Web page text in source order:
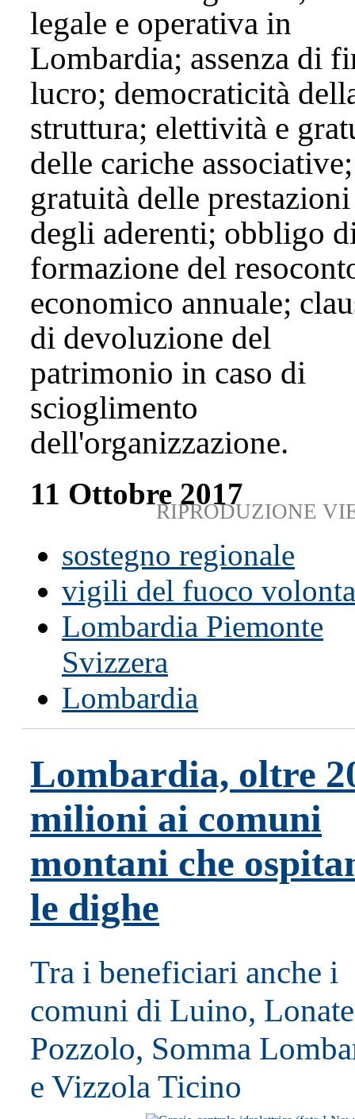
legale e operativa in
Lombardia; assenza di
lucro; democraticità
struttura; elettività e
delle cariche associative;
gratuità delle prestazioni
degli aderenti; obbligo
formazione del
economico annuale;
di devoluzione del
patrimonio in caso di
scioglimento
dell'organizzazione.
11 Ottobre 2017
RIPRODUZIONE
sostegno regionale
vigili del fuoco
Lombardia Piemonte
Svizzera
Lombardia
Lombardia, oltre
milioni ai comuni
montani che
le dighe
Tra i beneficiari anche i
comuni di Luino, Lonate
Pozzolo, Somma
e Vizzola Ticino